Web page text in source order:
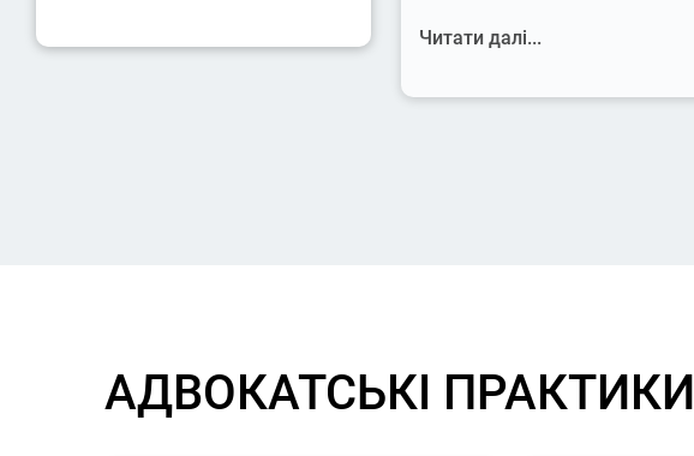
Читати далі...
АДВОКАТСЬКІ ПРАКТИКИ